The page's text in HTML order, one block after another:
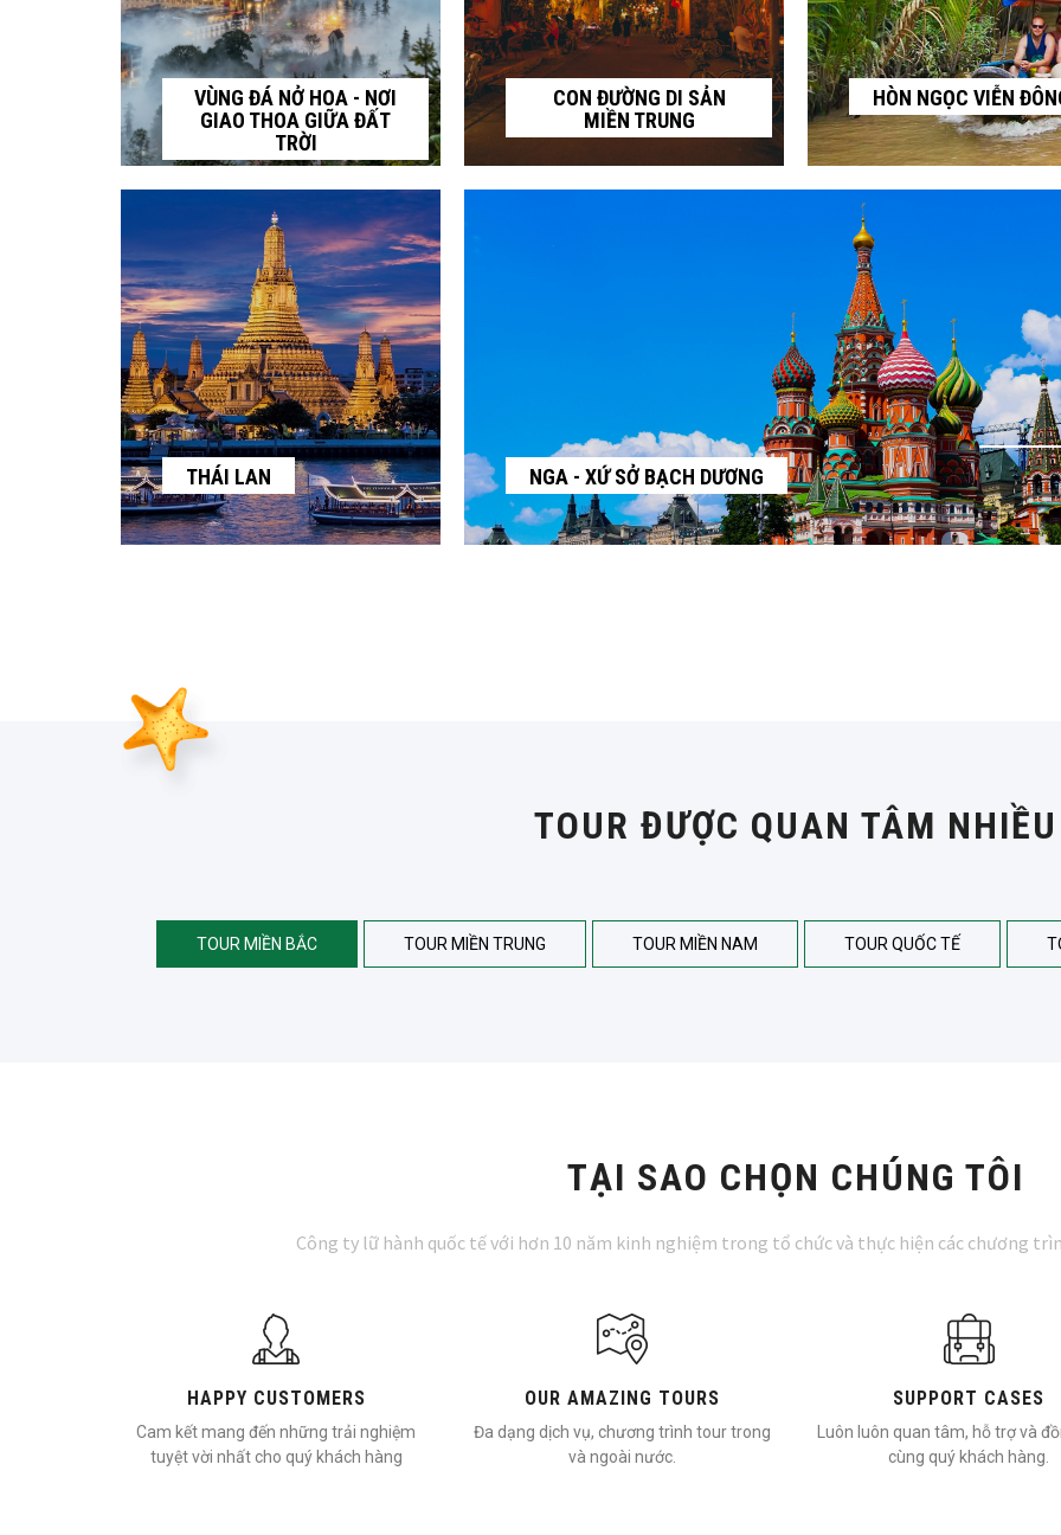
VÙNG ĐÁ NỞ HOA - NƠI
GIAO THOA GIỮA ĐẤT
TRỜI
CON ĐƯỜNG DI SẢN
MIỀN TRUNG
HÒN NGỌC VIỄN
THÁI LAN NGA - XỨ SỞ BẠCH DƯƠNG
TOUR ĐƯỢC QUAN TÂM NHIỀU
TOUR MIỀN BẮC TOUR MIỀN TRUNG TOUR MIỀN NAM TOUR QUỐC TẾ
TẠI SAO CHỌN CHÚNG TÔI
Công ty lữ hành quốc tế với hơn 10 năm kinh nghiệm trong tổ chức và thực hiện các chương
HAPPY CUSTOMERS
Cam kết mang đến những trải nghiệm
tuyệt vời nhất cho quý khách hàng
OUR AMAZING TOURS
Đa dạng dịch vụ, chương trình tour trong
và ngoài nước.
SUPPORT CASES
Luôn luôn quan tâm, hỗ trợ và
cùng quý khách hàng.